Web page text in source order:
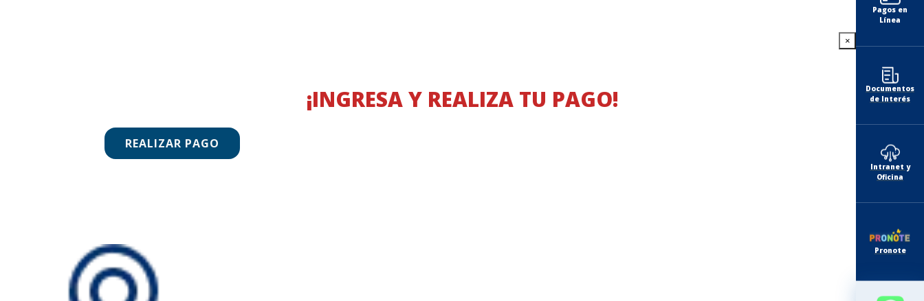
Pagos en
Línea
Documentos
de Interés
Intranet y
Oficina
Pronote
×
¡INGRESA Y REALIZA TU PAGO!
REALIZAR PAGO